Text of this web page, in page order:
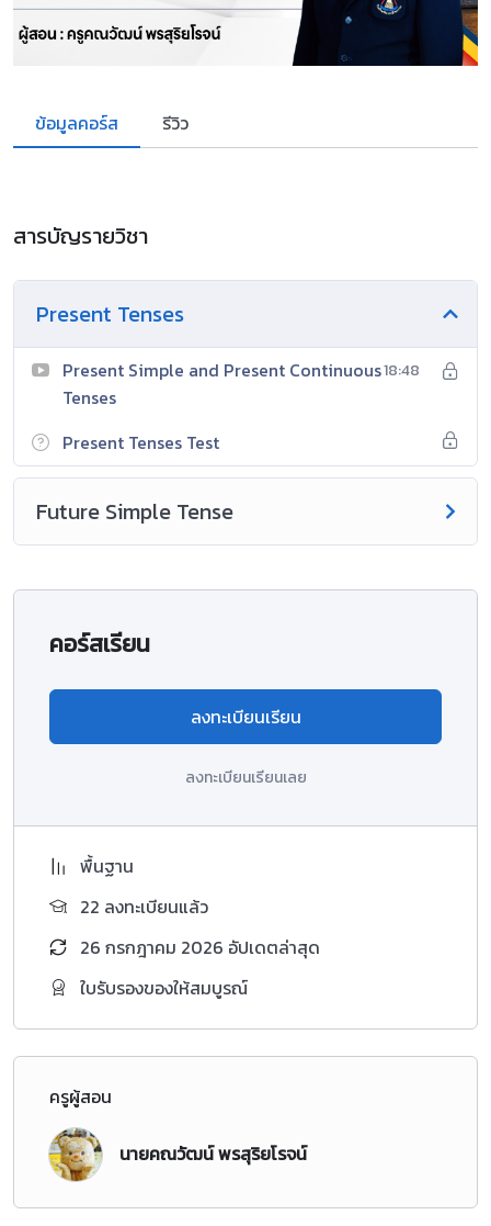
ข้อมูลคอร์ส รีวิว
สารบัญรายวิชา
Present Tenses
Present Simple and Present Continuous
Tenses
18:48
Present Tenses Test
Future Simple Tense
คอร์สเรียน
ลงทะเบียนเรียน
ลงทะเบียนเรียนเลย
พื้นฐาน
22 ลงทะเบียนแล้ว
26 กรกฎาคม 2026 อัปเดตล่าสุด
ใบรับรองของให้สมบูรณ์
ครูผู้สอน
นายคณวัฒน์ พรสุริยโรจน์